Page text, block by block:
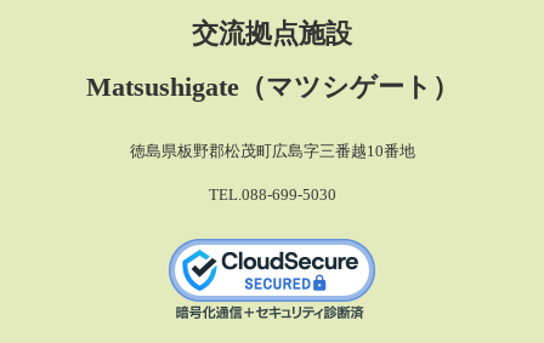
交流拠点施設
Matsushigate（マツシゲート）
徳島県板野郡松茂町広島字三番越10番地
TEL.088-699-5030